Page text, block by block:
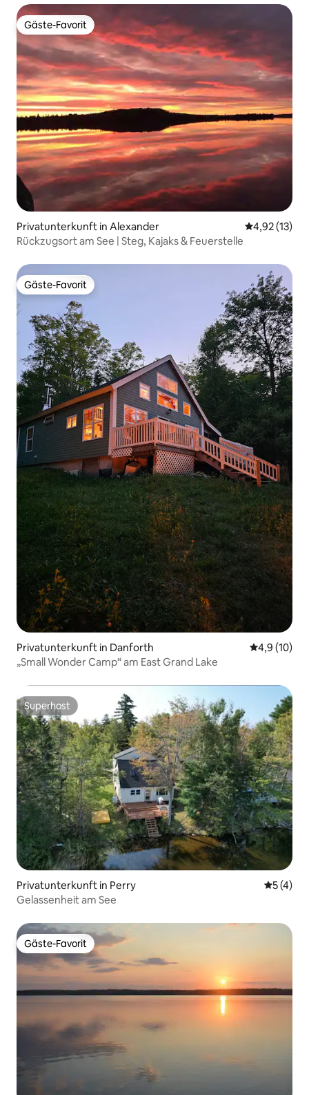
Gäste-Favorit
Gäste-Favorit
Privatunterkunft in Alexander
4,92 (13)
Rückzugsort am See | Steg, Kajaks & Feuerstelle
Gäste-Favorit
Gäste-Favorit
Privatunterkunft in Danforth
4,9 (10)
„Small Wonder Camp“ am East Grand Lake
Superhost
Superhost
Privatunterkunft in Perry
5 (4)
Gelassenheit am See
Gäste-Favorit
Gäste-Favorit